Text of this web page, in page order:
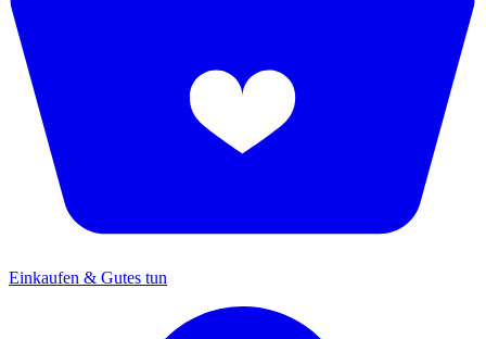
Einkaufen & Gutes tun